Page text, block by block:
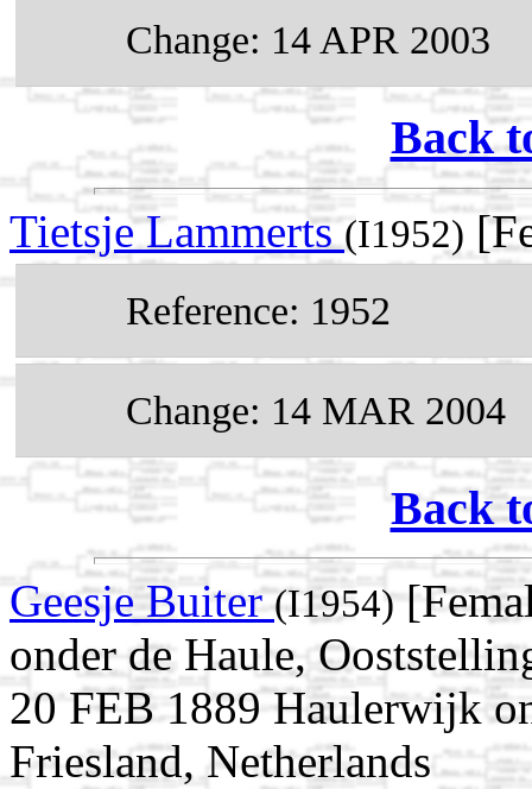
Change: 14 APR 2003
Back
Tietsje Lammerts(I1952)
Reference: 1952
Change: 14 MAR 2004
Back
Geesje Buiter(I1954)
onder de Haule,
20 FEB 1889 Haulerwijk
Friesland, Netherlands